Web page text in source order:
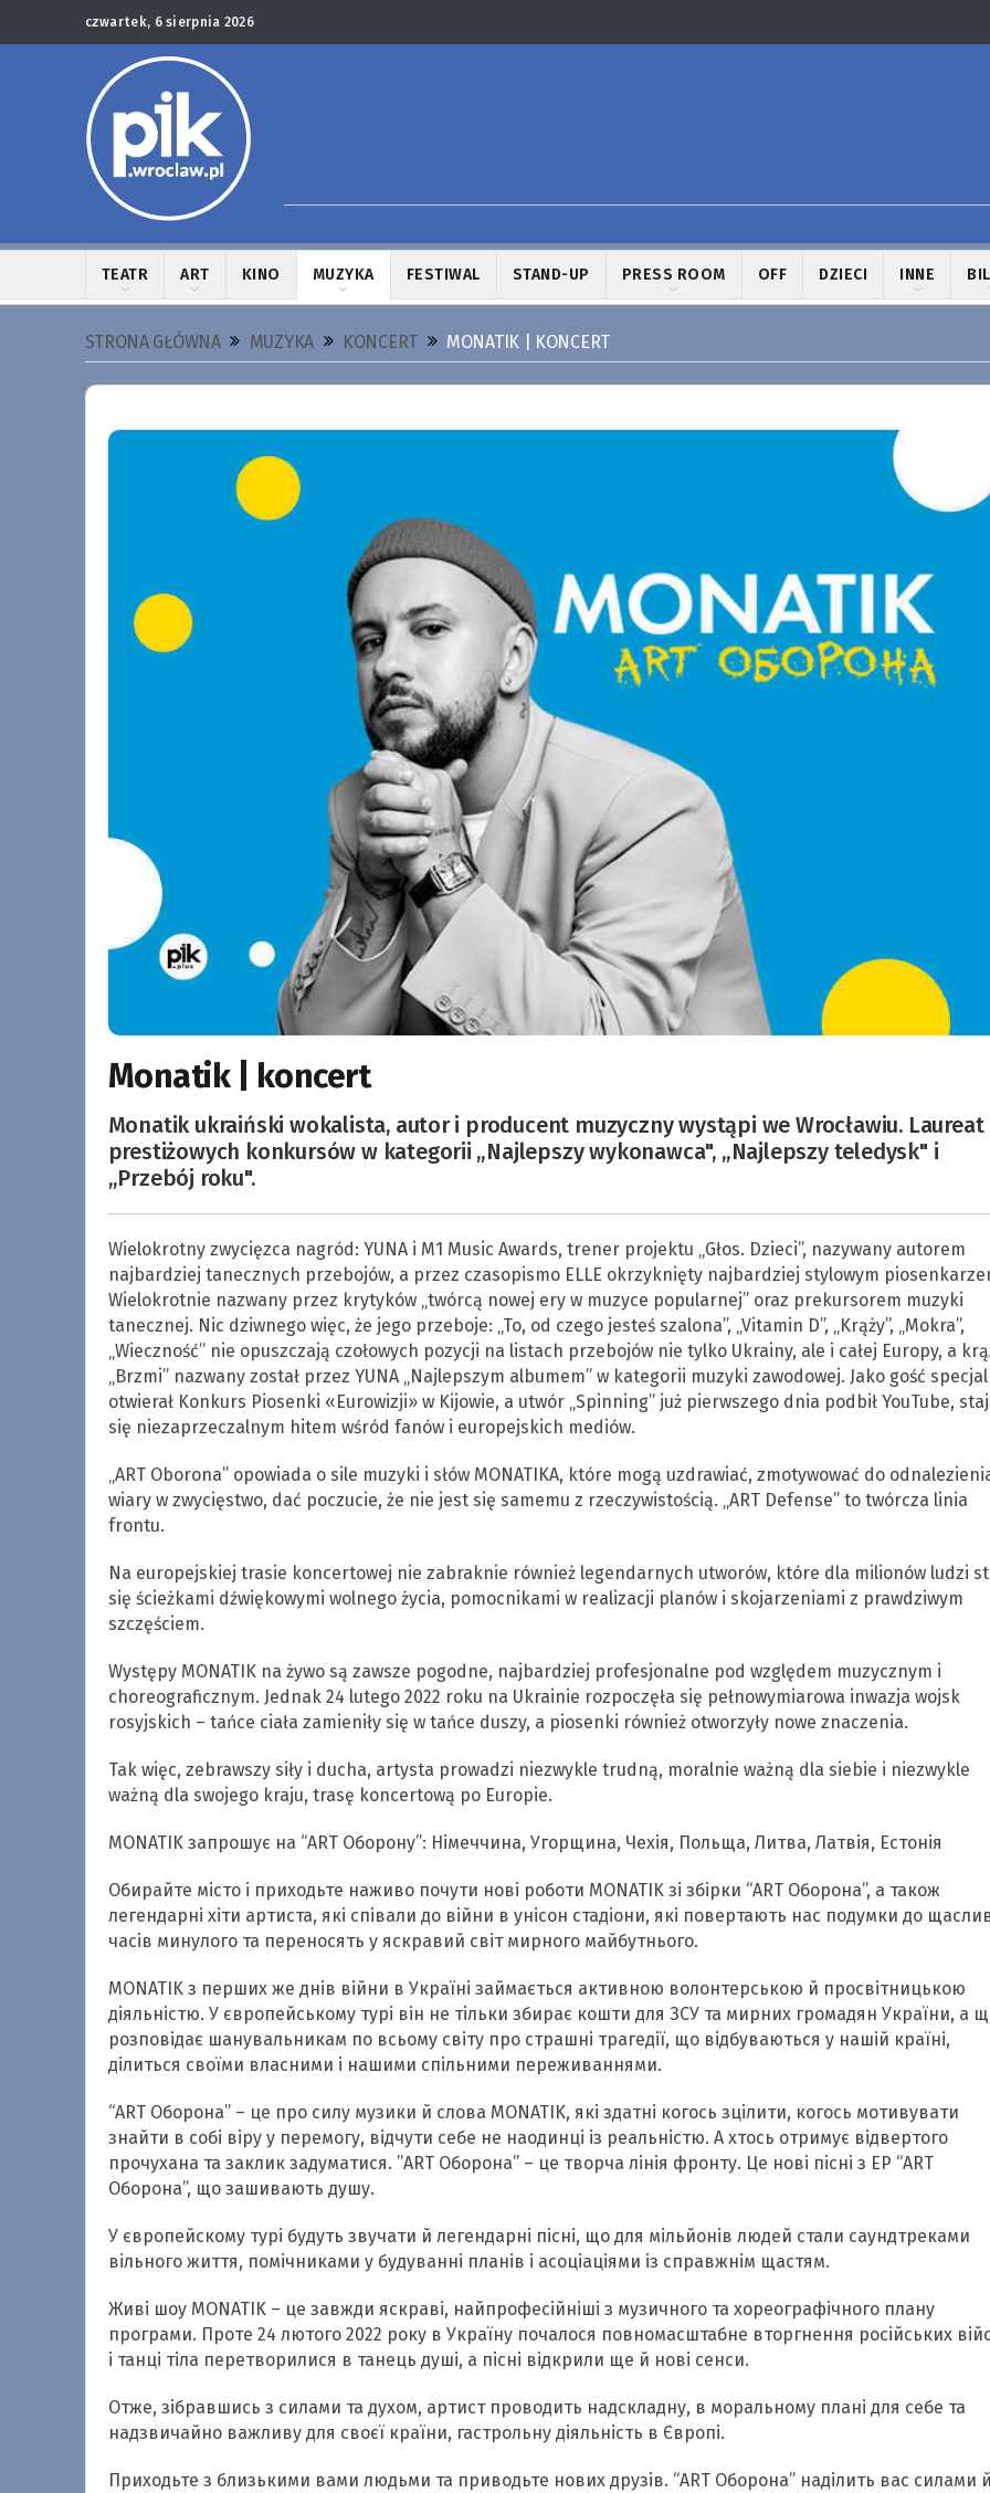
czwartek, 6 sierpnia 2026
TEATR ART KINO MUZYKA FESTIWAL STAND-UP PRESS ROOM OFF DZIECI INNE
STRONA GŁÓWNA MUZYKA KONCERT MONATIK | KONCERT
Monatik | koncert
Monatik ukraiński wokalista, autor i producent muzyczny wystąpi we Wrocławiu. Laureat
prestiżowych konkursów w kategorii „Najlepszy wykonawca", „Najlepszy teledysk" i
„Przebój roku".
Wielokrotny zwycięzca nagród: YUNA i M1 Music Awards, trener projektu „Głos. Dzieci”, nazywany autorem
najbardziej tanecznych przebojów, a przez czasopismo ELLE okrzyknięty najbardziej stylowym
Wielokrotnie nazwany przez krytyków „twórcą nowej ery w muzyce popularnej” oraz prekursorem muzyki
tanecznej. Nic dziwnego więc, że jego przeboje: „To, od czego jesteś szalona”, „Vitamin D”, „Krąży”, „Mokra”,
„Wieczność” nie opuszczają czołowych pozycji na listach przebojów nie tylko Ukrainy, ale i całej Europy, a
„Brzmi” nazwany został przez YUNA „Najlepszym albumem” w kategorii muzyki zawodowej. Jako gość
otwierał Konkurs Piosenki «Eurowizji» w Kijowie, a utwór „Spinning” już pierwszego dnia podbił YouTube,
się niezaprzeczalnym hitem wśród fanów i europejskich mediów.
„ART Oborona” opowiada o sile muzyki i słów MONATIKA, które mogą uzdrawiać, zmotywować do
wiary w zwycięstwo, dać poczucie, że nie jest się samemu z rzeczywistością. „ART Defense” to twórcza linia
frontu.
Na europejskiej trasie koncertowej nie zabraknie również legendarnych utworów, które dla milionów ludzi
się ścieżkami dźwiękowymi wolnego życia, pomocnikami w realizacji planów i skojarzeniami z prawdziwym
szczęściem.
Występy MONATIK na żywo są zawsze pogodne, najbardziej profesjonalne pod względem muzycznym i
choreograficznym. Jednak 24 lutego 2022 roku na Ukrainie rozpoczęła się pełnowymiarowa inwazja wojsk
rosyjskich – tańce ciała zamieniły się w tańce duszy, a piosenki również otworzyły nowe znaczenia.
Tak więc, zebrawszy siły i ducha, artysta prowadzi niezwykle trudną, moralnie ważną dla siebie i niezwykle
ważną dla swojego kraju, trasę koncertową po Europie.
MONATIK запрошує на “ART Оборону”: Німеччина, Угорщина, Чехія, Польща, Литва, Латвія, Естонія
Обирайте місто і приходьте наживо почути нові роботи MONATIK зі збірки “ART Оборона”, а також
легендарні хіти артиста, які співали до війни в унісон стадіони, які повертають нас подумки до
часів минулого та переносять у яскравий світ мирного майбутнього.
MONATIK з перших же днів війни в Україні займається активною волонтерською й просвітницькою
діяльністю. У європейському турі він не тільки збирає кошти для ЗСУ та мирних громадян України, а
розповідає шанувальникам по всьому світу про страшні трагедії, що відбуваються у нашій країні,
ділиться своїми власними і нашими спільними переживаннями.
“ART Оборона” – це про силу музики й слова MONATIK, які здатні когось зцілити, когось мотивувати
знайти в собі віру у перемогу, відчути себе не наодинці із реальністю. А хтось отримує відвертого
прочухана та заклик задуматися. ”АRT Оборона” – це творча лінія фронту. Це нові пісні з EP “ART
Оборона”, що зашивають душу.
У європейскому турі будуть звучати й легендарні пісні, що для мільйонів людей стали саундтреками
вільного життя, помічниками у будуванні планів і асоціаціями із справжнім щастям.
Живі шоу MONATIK – це завжди яскраві, найпрофесійніші з музичного та хореографічного плану
програми. Проте 24 лютого 2022 року в Україну почалося повномасштабне вторгнення російських
і танці тіла перетворилися в танець душі, а пісні відкрили ще й нові сенси.
Отже, зібравшись з силами та духом, артист проводить надскладну, в моральному плані для себе та
надзвичайно важливу для своєї країни, гастрольну діяльність в Європі.
Приходьте з близькими вами людьми та приводьте нових друзів. “ART Оборона” наділить вас силами